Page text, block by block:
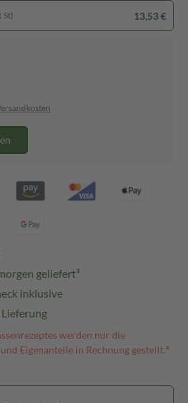
St) 13,53 €
geliefert³
inklusive
werden nur die
Eigenanteile in Rechnung gestellt.⁴